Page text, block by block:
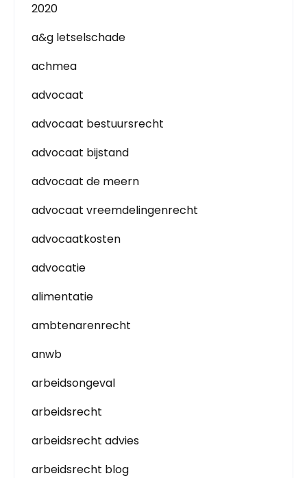
2020
a&g letselschade
achmea
advocaat
advocaat bestuursrecht
advocaat bijstand
advocaat de meern
advocaat vreemdelingenrecht
advocaatkosten
advocatie
alimentatie
ambtenarenrecht
anwb
arbeidsongeval
arbeidsrecht
arbeidsrecht advies
arbeidsrecht blog